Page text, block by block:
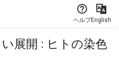
ヘルプEnglish
展開 : ヒトの染色